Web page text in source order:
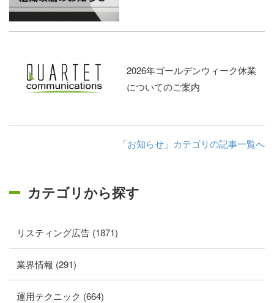
2026年ゴールデンウィーク休業
についてのご案内
「お知らせ」カテゴリの記事一覧へ
カテゴリから探す
リスティング広告 (1871)
業界情報 (291)
運用テクニック (664)